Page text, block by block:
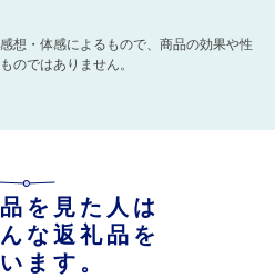
想・体感によるもので、商品の効果や性
のではありません。
を見た人は
な返礼品を
ます。